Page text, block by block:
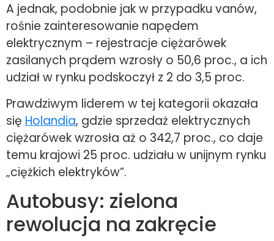
A jednak, podobnie jak w przypadku vanów,
rośnie zainteresowanie napędem
elektrycznym – rejestracje ciężarówek
zasilanych prądem wzrosły o 50,6 proc., a ich
udział w rynku podskoczył z 2 do 3,5 proc.
Prawdziwym liderem w tej kategorii okazała
się Holandia, gdzie sprzedaż elektrycznych
ciężarówek wzrosła aż o 342,7 proc., co daje
temu krajowi 25 proc. udziału w unijnym rynku
„ciężkich elektryków”.
Autobusy: zielona
rewolucja na zakręcie